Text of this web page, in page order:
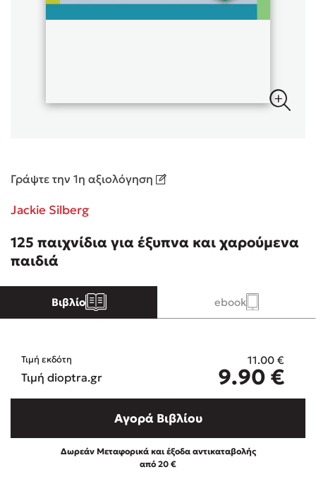
Ιωάννης Γλωσσόπουλος
Πάνω, κάτω, μπροστά, πίσω
Γράψτε την 1η αξιολόγηση
Jackie Silberg
125 παιχνίδια για έξυπνα και χαρούμενα
παιδιά
Βιβλίο ebook
Τιμή εκδότη 11.00 €
Τιμή dioptra.gr 9.90 €
Αγορά Βιβλίου
Δωρεάν Μεταφορικά και έξοδα αντικαταβολής
από 20 €